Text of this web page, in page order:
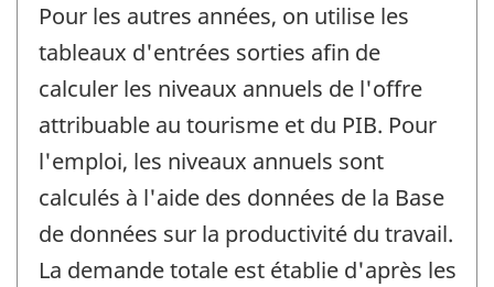
Pour les autres années, on utilise les
tableaux d'entrées sorties afin de
calculer les niveaux annuels de l'offre
attribuable au tourisme et du PIB. Pour
l'emploi, les niveaux annuels sont
calculés à l'aide des données de la Base
de données sur la productivité du travail.
La demande totale est établie d'après les